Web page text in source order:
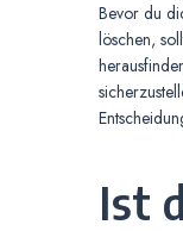
Bevor du
löschen,
Ist